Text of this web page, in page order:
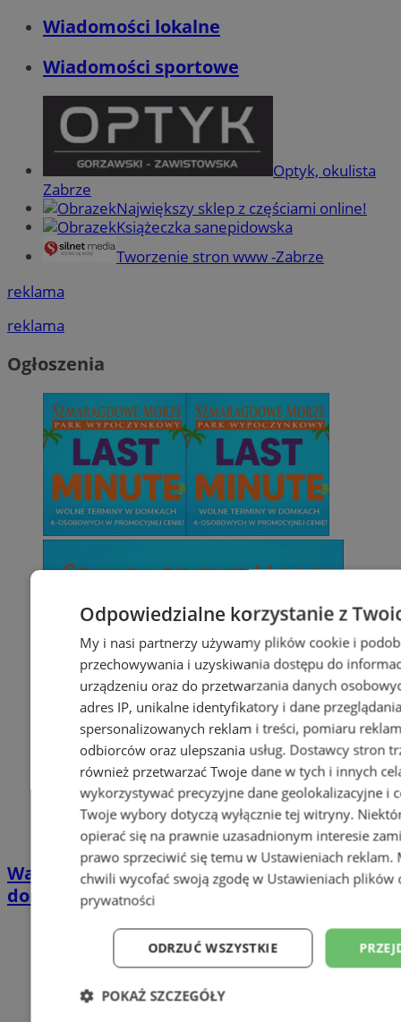
Wiadomości lokalne
Wiadomości sportowe
Optyk, okulista
Zabrze
Największy sklep z częściami online!
Książeczka sanepidowska
Tworzenie stron www -Zabrze
reklama
reklama
Ogłoszenia
Wakacyjny wypoczynek nad Bałtykiem w
domkach Szmaragdowe Morze
Odpowiedzialne korzystanie z
My i nasi partnerzy używamy plików cookie i
przechowywania i uzyskiwania dostępu do
urządzeniu oraz do przetwarzania danych
adres IP, unikalne identyfikatory i dane
spersonalizowanych reklam i treści, pomiaru
odbiorców oraz ulepszania usług. Dostawcy stron
również przetwarzać Twoje dane w tych i innych
wykorzystywać precyzyjne dane geolokalizacyjne i
Twoje wybory dotyczą wyłącznie tej witryny.
opierać się na prawnie uzasadnionym interesie
prawo sprzeciwić się temu w Ustawieniach reklam.
chwili wycofać swoją zgodę w Ustawieniach plików
prywatności
ODRZUĆ WSZYSTKIE
POKAŻ SZCZEGÓŁY